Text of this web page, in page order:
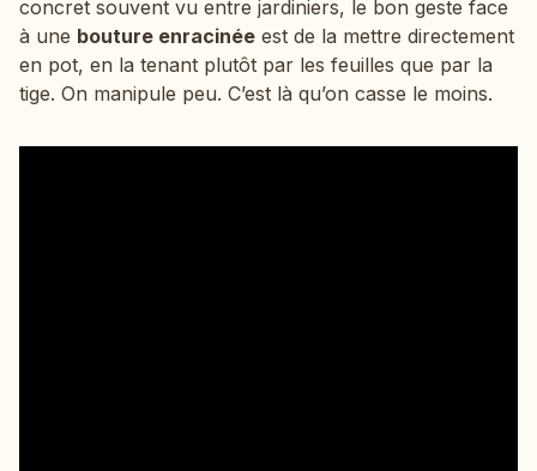
concret souvent vu entre jardiniers, le bon geste face
à une bouture enracinée est de la mettre directement
en pot, en la tenant plutôt par les feuilles que par la
tige. On manipule peu. C’est là qu’on casse le moins.